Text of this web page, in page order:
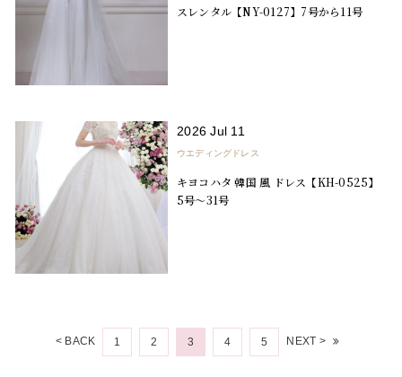
スレンタル【NY-0127】7号から11号
2026 Jul 11
ウエディングドレス
キヨコハタ 韓国 風 ドレス【KH-0525】
5号～31号
< BACK 1 2 3 4 5 NEXT >